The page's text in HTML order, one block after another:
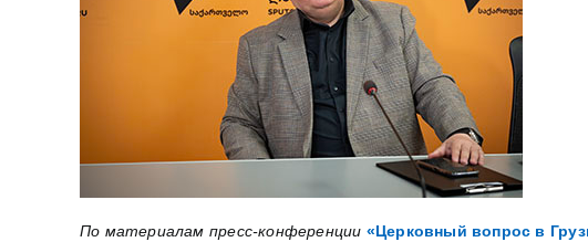
По материалам пресс-конференции «Церковный вопрос в